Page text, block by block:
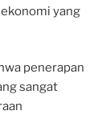
yang
penerapan
sangat